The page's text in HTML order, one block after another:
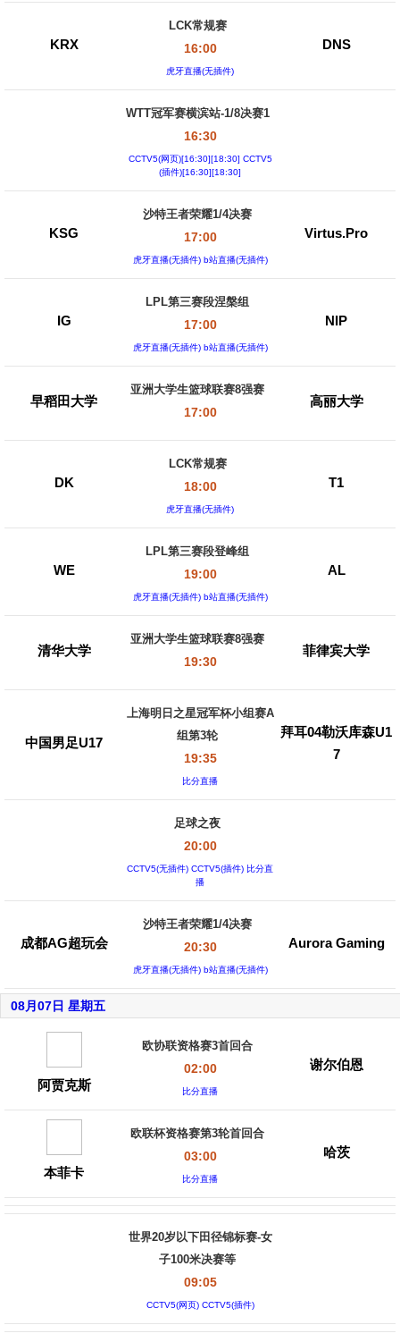
KRX
LCK常规赛
16:00
虎牙直播(无插件)
DNS
WTT冠军赛横滨站-1/8决赛1
16:30
CCTV5(网页)[16:30][18:30] CCTV5
(插件)[16:30][18:30]
KSG
沙特王者荣耀1/4决赛
17:00
虎牙直播(无插件) b站直播(无插件)
Virtus.Pro
IG
LPL第三赛段涅槃组
17:00
虎牙直播(无插件) b站直播(无插件)
NIP
早稻田大学
亚洲大学生篮球联赛8强赛
17:00
高丽大学
DK
LCK常规赛
18:00
虎牙直播(无插件)
T1
WE
LPL第三赛段登峰组
19:00
虎牙直播(无插件) b站直播(无插件)
AL
清华大学
亚洲大学生篮球联赛8强赛
19:30
菲律宾大学
中国男足U17
上海明日之星冠军杯小组赛A
组第3轮
19:35
比分直播
拜耳04勒沃库森U1
7
足球之夜
20:00
CCTV5(无插件) CCTV5(插件) 比分直
播
成都AG超玩会
沙特王者荣耀1/4决赛
20:30
虎牙直播(无插件) b站直播(无插件)
Aurora Gaming
08月07日 星期五
阿贾克斯
欧协联资格赛3首回合
02:00
比分直播
谢尔伯恩
本菲卡
欧联杯资格赛第3轮首回合
03:00
比分直播
哈茨
世界20岁以下田径锦标赛-女
子100米决赛等
09:05
CCTV5(网页) CCTV5(插件)